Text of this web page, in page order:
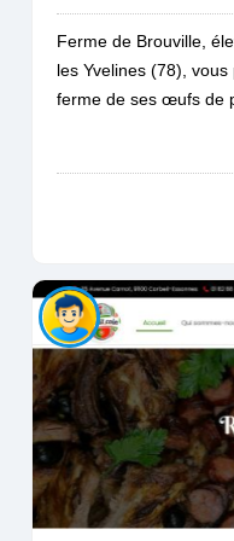
Ferme de Brouville,
les Yvelines (78),
ferme de ses œufs de